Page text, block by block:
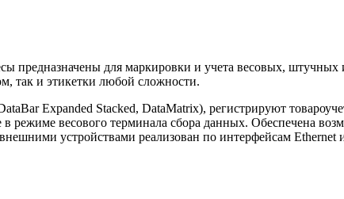
предназначены для маркировки и учета весовых, штучных
так и этикетки любой сложности.
Expanded Stacked, DataMatrix), регистрируют
режиме весового терминала сбора данных. Обеспечена
устройствами реализован по интерфейсам Ethernet